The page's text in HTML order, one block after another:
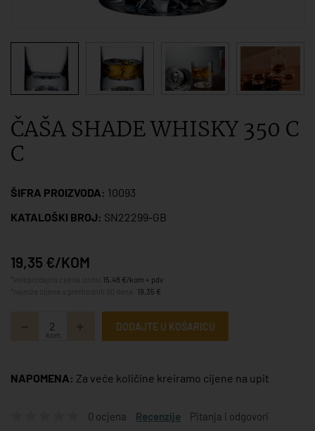
ČAŠA SHADE WHISKY 350 C
C
ŠIFRA PROIZVODA: 10093
KATALOŠKI BROJ: SN22299-GB
19,35 €/KOM
15,48 €/kom + pdv
19,35 €
kom
DODAJTE U KOŠARICU
NAPOMENA: Za veće količine kreiramo cijene na upit
0 ocjena Recenzije Pitanja i odgovori